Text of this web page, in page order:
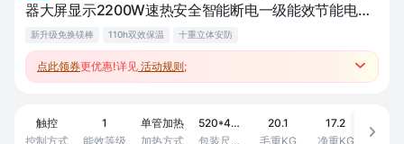
器大屏显示2200W速热安全智能断电一级能效节能电热
水器免换镁棒DY10SE50L2200W6倍大增容免换镁棒热
水器厨卫
新升级免换镁棒 110h双效保温 十重立体安防
点此领券更优惠!详见 活动规则;
●参加厨卫跨品类满2类97折3类95折4类93折；

触控
控制方式
1
能效等级
单管加热
加热方式
520*475*773
包装尺寸(mm) （高*厚*宽/长）
20.1
毛重KG
17.2
净重KG
